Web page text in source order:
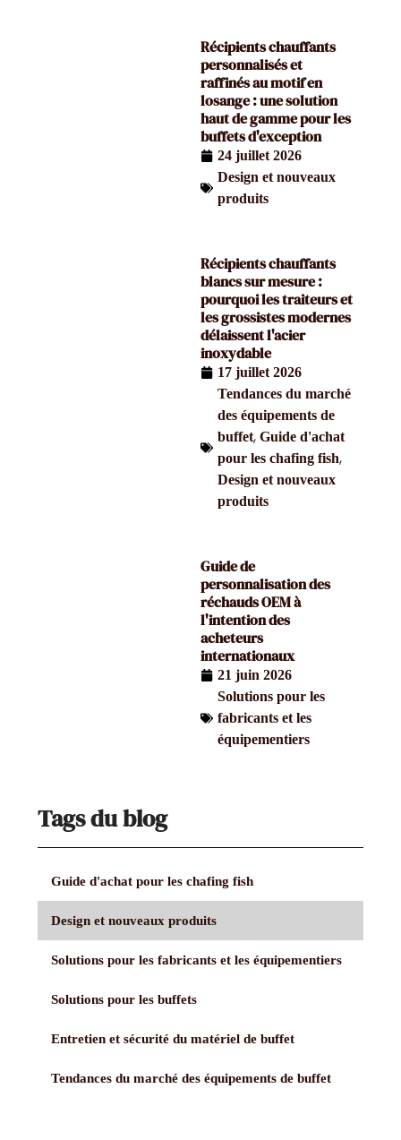
Récipients chauffants
personnalisés et
raffinés au motif en
losange : une solution
haut de gamme pour les
buffets d'exception
24 juillet 2026
Design et nouveaux
produits
Récipients chauffants
blancs sur mesure :
pourquoi les traiteurs et
les grossistes modernes
délaissent l'acier
inoxydable
17 juillet 2026
Tendances du marché
des équipements de
buffet, Guide d'achat
pour les chafing fish,
Design et nouveaux
produits
Guide de
personnalisation des
réchauds OEM à
l'intention des
acheteurs
internationaux
21 juin 2026
Solutions pour les
fabricants et les
équipementiers
Tags du blog
Guide d'achat pour les chafing fish
Design et nouveaux produits
Solutions pour les fabricants et les équipementiers
Solutions pour les buffets
Entretien et sécurité du matériel de buffet
Tendances du marché des équipements de buffet